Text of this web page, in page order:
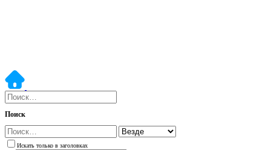
Поиск
Искать только в заголовках